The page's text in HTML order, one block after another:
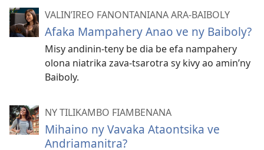
VALIN’IREO FANONTANIANA ARA-BAIBOLY
Afaka Mampahery Anao ve ny Baiboly?
Misy andinin-teny be dia be efa nampahery
olona niatrika zava-tsarotra sy kivy ao amin’ny
Baiboly.
NY TILIKAMBO FIAMBENANA
Mihaino ny Vavaka Ataontsika ve
Andriamanitra?